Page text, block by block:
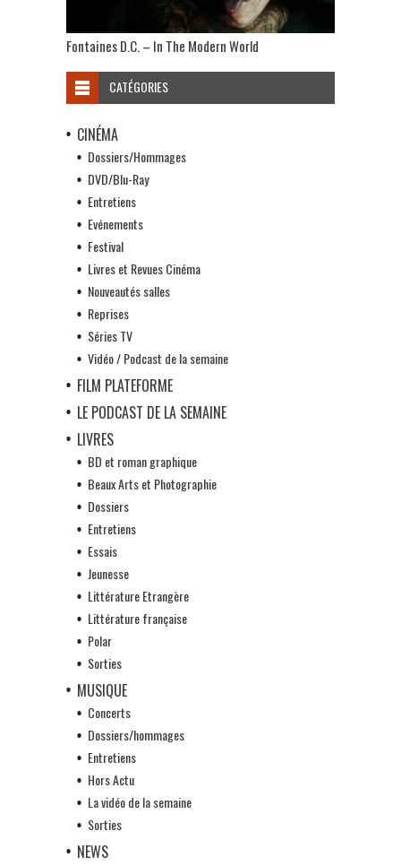
Fontaines D.C. – In The Modern World
CATÉGORIES
CINÉMA
Dossiers/Hommages
DVD/Blu-Ray
Entretiens
Evénements
Festival
Livres et Revues Cinéma
Nouveautés salles
Reprises
Séries TV
Vidéo / Podcast de la semaine
FILM PLATEFORME
LE PODCAST DE LA SEMAINE
LIVRES
BD et roman graphique
Beaux Arts et Photographie
Dossiers
Entretiens
Essais
Jeunesse
Littérature Etrangère
Littérature française
Polar
Sorties
MUSIQUE
Concerts
Dossiers/hommages
Entretiens
Hors Actu
La vidéo de la semaine
Sorties
NEWS